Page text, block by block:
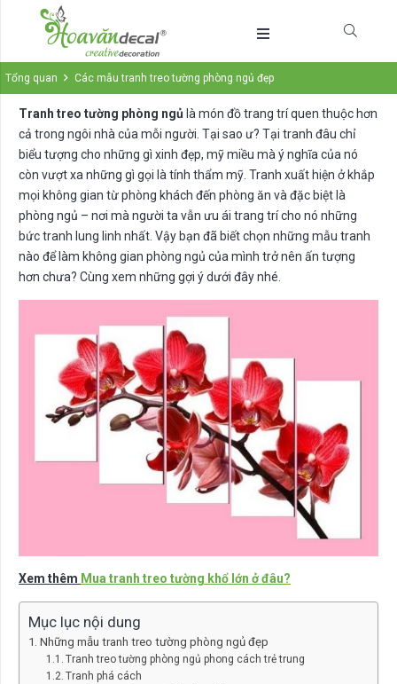
Tổng quan Các mẫu tranh treo tường phòng ngủ đẹp
Tranh treo tường phòng ngủ là món đồ trang trí quen thuộc hơn
cả trong ngôi nhà của mỗi người. Tại sao ư? Tại tranh đâu chỉ
biểu tượng cho những gì xinh đẹp, mỹ miều mà ý nghĩa của nó
còn vượt xa những gì gọi là tính thẩm mỹ. Tranh xuất hiện ở khắp
mọi không gian từ phòng khách đến phòng ăn và đặc biệt là
phòng ngủ – nơi mà người ta vẫn ưu ái trang trí cho nó những
bức tranh lung linh nhất. Vậy bạn đã biết chọn những mẫu tranh
nào để làm không gian phòng ngủ của mình trở nên ấn tượng
hơn chưa? Cùng xem những gợi ý dưới đây nhé.
Xem thêm Mua tranh treo tường khổ lớn ở đâu?
Mục lục nội dung
Những mẫu tranh treo tường phòng ngủ đẹp
Tranh treo tường phòng ngủ phong cách trẻ trung
Tranh phá cách